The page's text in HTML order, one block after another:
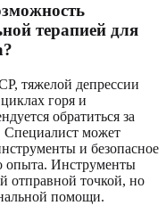
терапией для
тяжелой депрессии
горя и
обратиться за
может
и безопасное
опыта. Инструменты
отправной точкой, но
помощи.